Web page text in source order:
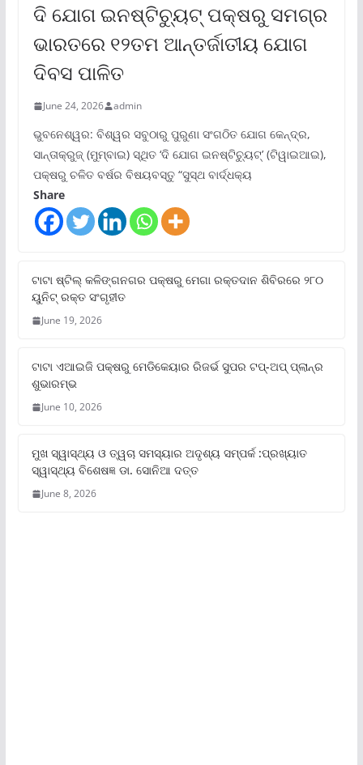
ଦି ଯୋଗ ଇନଷ୍ଟିଚ୍ୟୁଟ୍ ପକ୍ଷରୁ ସମଗ୍ର
ଭାରତରେ ୧୨ତମ ଆନ୍ତର୍ଜାତୀୟ ଯୋଗ
ଦିବସ ପାଳିତ
June 24, 2026 admin
ଭୁବନେଶ୍ୱର: ବିଶ୍ୱର ସବୁଠାରୁ ପୁରୁଣା ସଂଗଠିତ ଯୋଗ କେନ୍ଦ୍ର,
ସାନ୍ତାକ୍ରୁଜ୍ (ମୁମ୍ବାଇ) ସ୍ଥିତ ‘ଦି ଯୋଗ ଇନଷ୍ଟିଚ୍ୟୁଟ୍‌’ (ଟିୱାଇଆଇ),
ପକ୍ଷରୁ ଚଳିତ ବର୍ଷର ବିଷୟବସ୍ତୁ “ସୁସ୍ଥ ବାର୍ଦ୍ଧକ୍ୟ
Share
ଟାଟା ଷ୍ଟିଲ୍‌ କଳିଙ୍ଗନଗର ପକ୍ଷରୁ ମେଗା ରକ୍ତଦାନ ଶିବିରରେ ୨୮୦
ୟୁନିଟ୍‌ ରକ୍ତ ସଂଗୃହୀତ
June 19, 2026
ଟାଟା ଏଆଇଜି ପକ୍ଷରୁ ମେଡିକେୟାର ରିଜର୍ଭ ସୁପର ଟପ୍‌-ଅପ୍ ପ୍ଲାନ୍‌ର
ଶୁଭାରମ୍ଭ
June 10, 2026
ମୁଖ ସ୍ୱାସ୍ଥ୍ୟ ଓ ତ୍ୱଚା ସମସ୍ୟାର ଅଦୃଶ୍ୟ ସମ୍ପର୍କ :ପ୍ରଖ୍ୟାତ
ସ୍ୱାସ୍ଥ୍ୟ ବିଶେଷଜ୍ଞ ଡା. ସୋନିଆ ଦତ୍ତ
June 8, 2026